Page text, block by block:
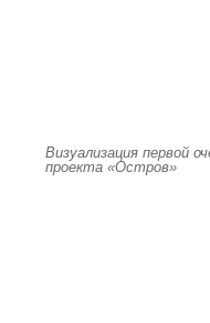
Визуализация первой
проекта «Остров»